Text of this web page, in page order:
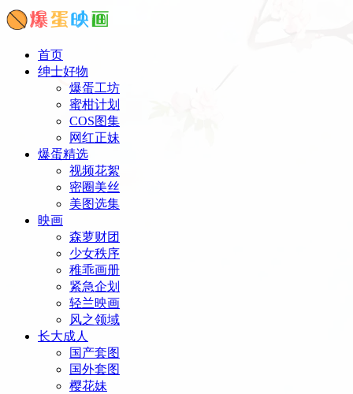
首页
绅士好物
爆蛋工坊
蜜柑计划
COS图集
网红正妹
爆蛋精选
视频花絮
密圈美丝
美图选集
映画
森萝财团
少女秩序
稚乖画册
紧急企划
轻兰映画
风之领域
长大成人
国产套图
国外套图
樱花妹